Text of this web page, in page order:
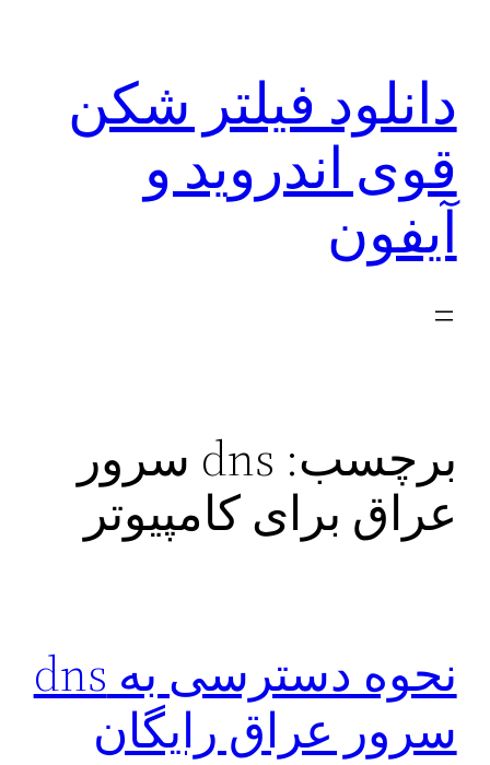
دانلود فیلتر شکن
قوی اندروید و
آیفون
برچسب:
dns سرور
عراق برای کامپیوتر
نحوه دسترسی به dns
سرور عراق رایگان